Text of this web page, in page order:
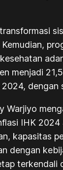
menjadi
dengan
Warjiyo
IHK
kapasitas
dengan
terkendali